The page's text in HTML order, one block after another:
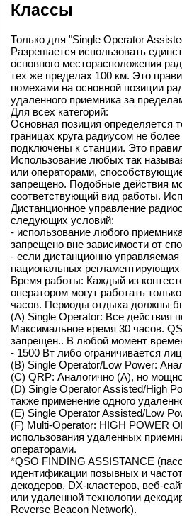
Классы
Только для "Single Operator
Разрешается использовать
основного месторасположения
тех же пределах 100 км. Это
помехами на основной позиции
удаленного приемника за
Для всех категорий:
Основная позиция определяется
границах круга радиусом не
подключены к станции. Это
Использование любых так
или операторами,
запрещено. Подобные действия
соответствующий вид работы.
Дистанционное управление
следующих условий:
- использование любого
запрещено вне зависимости от
- если дистанционно
национальных
Время работы: Каждый из
оператором могут работать
часов. Периоды отдыха должны
(A) Single Operator: Все действия
Максимальное время 30 часов.
запрещен.. В любой момент
- 1500 Вт либо ограничивается
(B) Single Operator/Low Power:
(C) QRP: Аналогично (A), но
(D) Single Operator Assisted/High
также применение одного
(E) Single Operator Assisted/Low
(F) Multi-Operator: HIGH POWER
использования удаленных
операторами.
*QSO FINDING ASSISTANCE
идентификации позывных и
декодеров, DX-кластеров, веб-
или удаленной технологии
Reverse Beacon Network).